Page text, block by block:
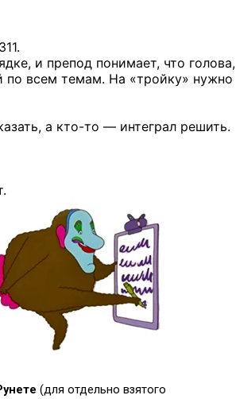
и препод понимает, что голова,
по всем темам. На «тройку» нужно
а кто-то — интеграл решить.